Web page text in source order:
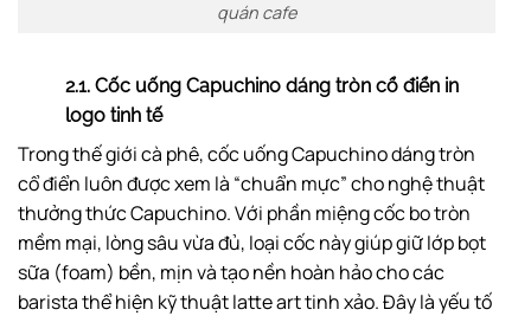
quán cafe
2.1. Cốc uống Capuchino dáng tròn cổ điển in
logo tinh tế
Trong thế giới cà phê, cốc uống Capuchino dáng tròn
cổ điển luôn được xem là “chuẩn mực” cho nghệ thuật
thưởng thức Capuchino. Với phần miệng cốc bo tròn
mềm mại, lòng sâu vừa đủ, loại cốc này giúp giữ lớp bọt
sữa (foam) bền, mịn và tạo nền hoàn hảo cho các
barista thể hiện kỹ thuật latte art tinh xảo. Đây là yếu tố